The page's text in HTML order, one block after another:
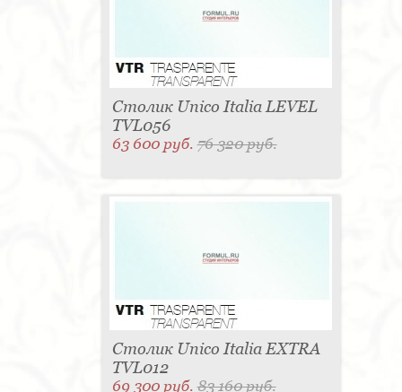
Столик Unico Italia LEVEL
TVL056
63 600 руб.76 320 руб.
Столик Unico Italia EXTRA
TVL012
69 300 руб.83 160 руб.